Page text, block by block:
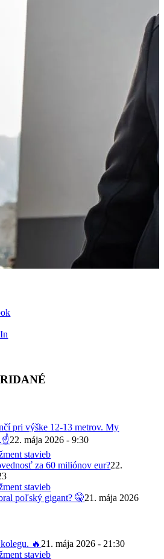
pri výške 12-13 metrov. My
22. mája 2026 - 9:30
za 60 miliónov eur?22.
poľský gigant? 🤫21. mája 2026
🔥 21. mája 2026 - 21:30